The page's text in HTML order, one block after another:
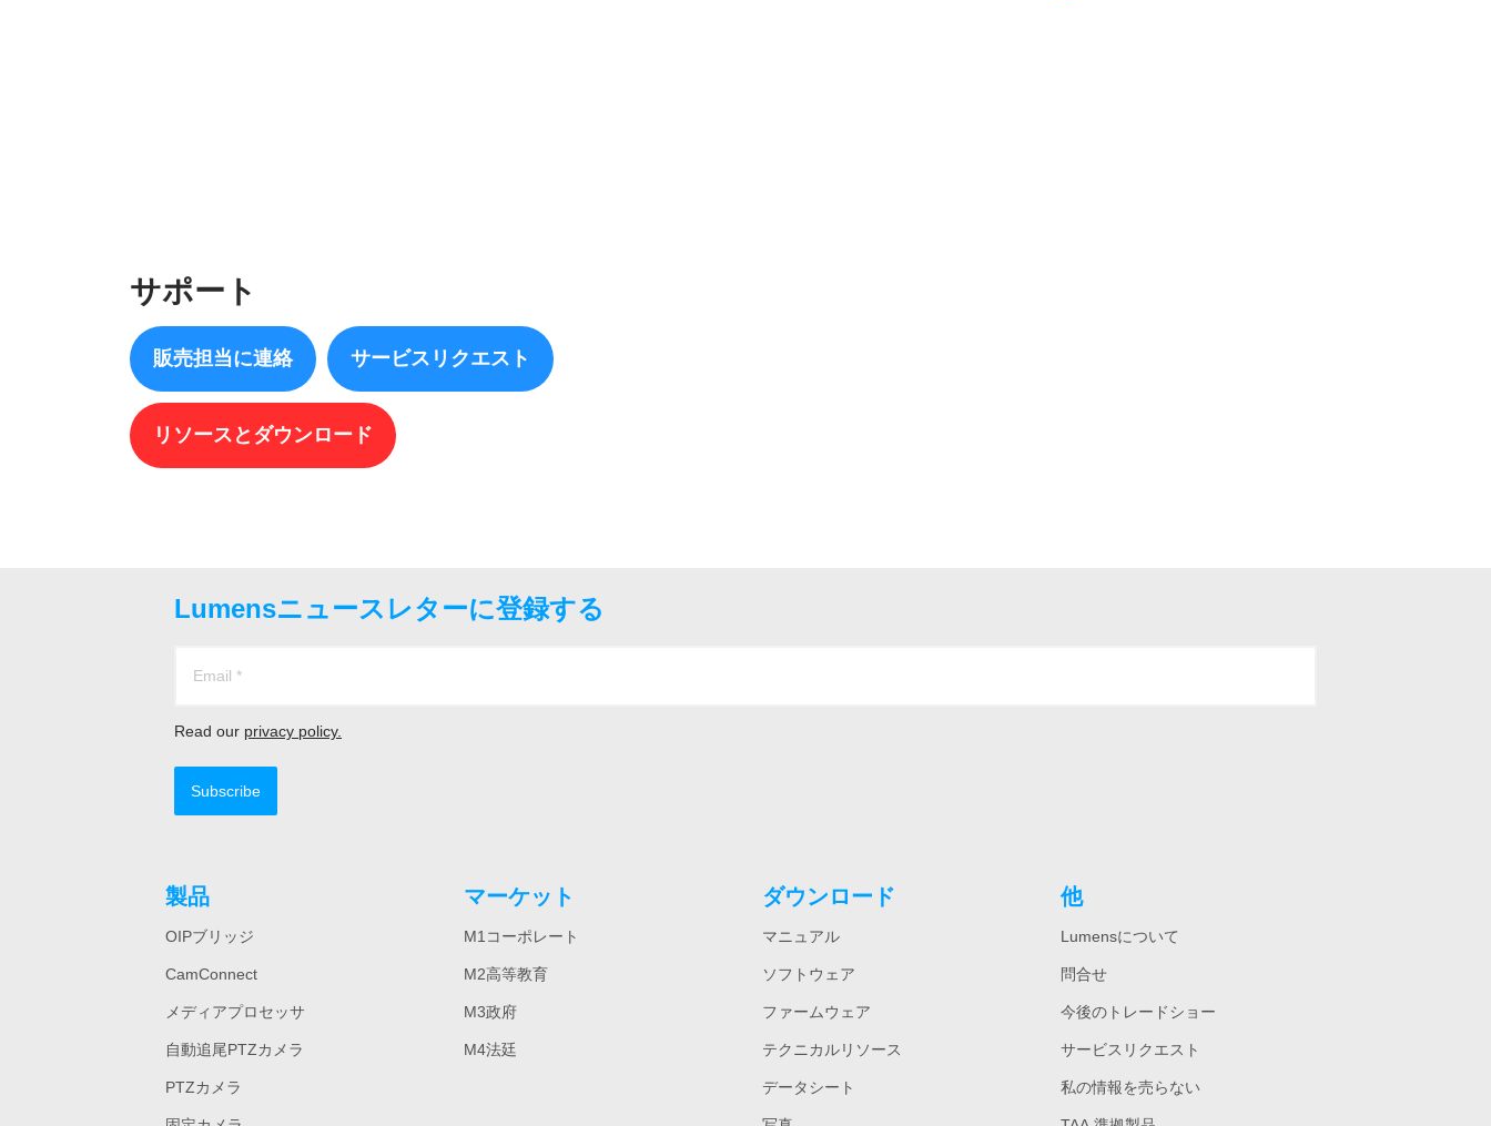
サポート
販売担当に連絡 サービスリクエスト
リソースとダウンロード
Lumensニュースレターに登録する
Read our privacy policy.
Subscribe
製品
OIPブリッジ
CamConnect
メディアプロセッサ
自動追尾PTZカメラ
PTZカメラ
マーケット
M1コーポレート
M2高等教育
M3政府
M4法廷
ダウンロード
マニュアル
ソフトウェア
ファームウェア
テクニカルリソース
データシート
他
Lumensについて
問合せ
今後のトレードショー
サービスリクエスト
私の情報を売らない